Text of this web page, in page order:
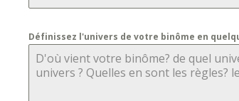
Définissez l'univers de votre binôme en